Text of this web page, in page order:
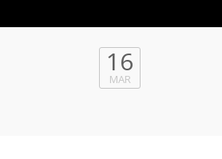
16
MAR